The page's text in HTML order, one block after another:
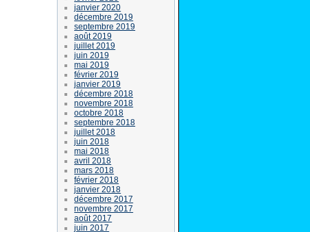
janvier 2020
décembre 2019
septembre 2019
août 2019
juillet 2019
juin 2019
mai 2019
février 2019
janvier 2019
décembre 2018
novembre 2018
octobre 2018
septembre 2018
juillet 2018
juin 2018
mai 2018
avril 2018
mars 2018
février 2018
janvier 2018
décembre 2017
novembre 2017
août 2017
juin 2017